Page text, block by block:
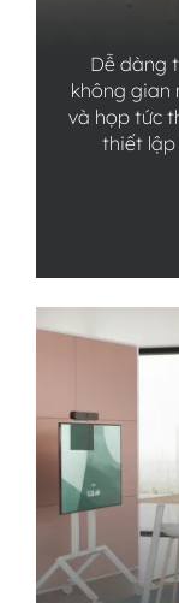
Dễ dàng
không gian
và họp tức
thiết lập